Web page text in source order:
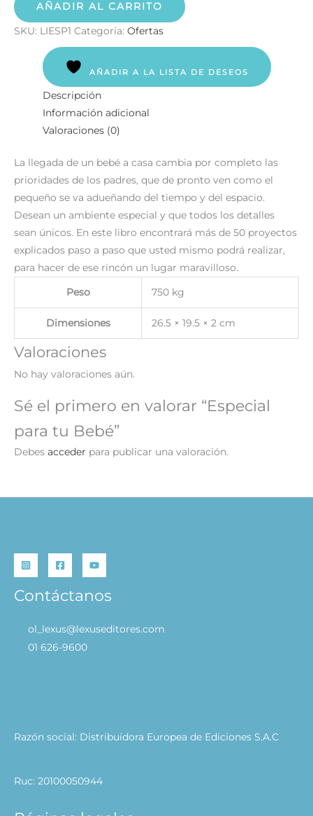
AÑADIR AL CARRITO
SKU: LIESP1 Categoría: Ofertas
AÑADIR A LA LISTA DE DESEOS
Descripción
Información adicional
Valoraciones (0)
La llegada de un bebé a casa cambia por completo las
prioridades de los padres, que de pronto ven como el
pequeño se va adueñando del tiempo y del espacio.
Desean un ambiente especial y que todos los detalles
sean únicos. En este libro encontrará más de 50 proyectos
explicados paso a paso que usted mismo podrá realizar,
para hacer de ese rincón un lugar maravilloso.
Peso 750 kg
Dimensiones 26.5 × 19.5 × 2 cm
Valoraciones
No hay valoraciones aún.
Sé el primero en valorar “Especial
para tu Bebé”
Debes acceder para publicar una valoración.
Contáctanos
ol_lexus@lexuseditores.com
01 626-9600
Razón social: Distribuidora Europea de Ediciones S.A.C
Ruc: 20100050944